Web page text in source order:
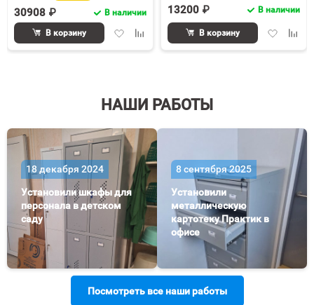
30908 ₽ В наличии
ДобавитьДобавить
В корзину
13200 ₽ В наличии
Добавить
В корзину
НАШИ РАБОТЫ
18 декабря 2024
Установили шкафы для
персонала в детском
саду
8 сентября 2025
Установили
металлическую
картотеку Практик в
офисе
Посмотреть все наши работы